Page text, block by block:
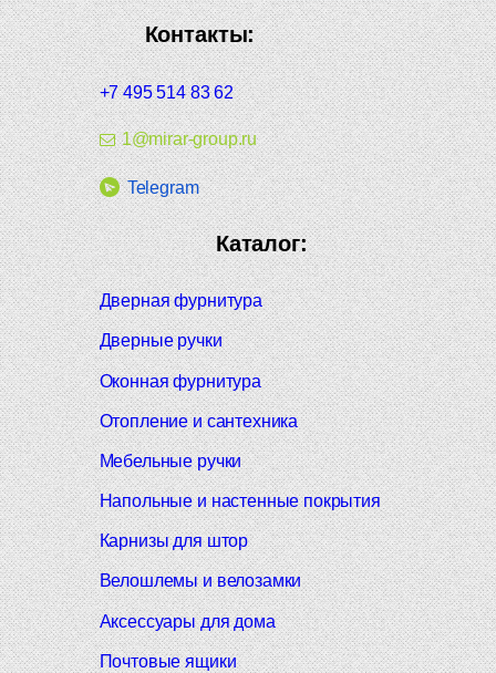
Контакты:
+7 495 514 83 62
1@mirar-group.ru
Telegram
Каталог:
Дверная фурнитура
Дверные ручки
Оконная фурнитура
Отопление и сантехника
Мебельные ручки
Напольные и настенные покрытия
Карнизы для штор
Велошлемы и велозамки
Аксессуары для дома
Почтовые ящики